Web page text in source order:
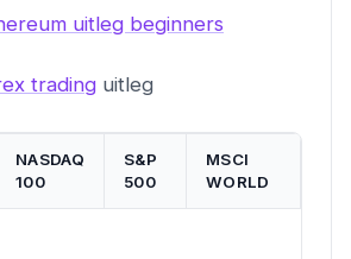
uitleg beginners
trading uitleg
NASDAQ
100
S&P
500
MSCI
WORLD